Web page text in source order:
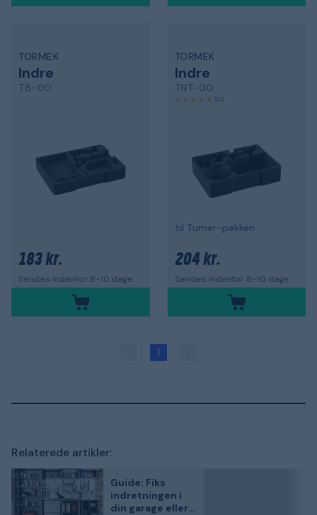
TORMEK
Indre
T8-00
183 kr.
Sendes indenfor 8-10 dage
TORMEK
Indre
TNT-00
5,0
til Turner-pakken
204 kr.
Sendes indenfor 8-10 dage
1
Relaterede artikler:
Guide: Fiks
indretningen i
din garage eller